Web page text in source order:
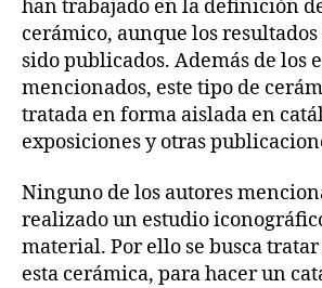
han trabajado en la definición
cerámico, aunque los
sido publicados. Además de los
mencionados, este tipo de
tratada en forma aislada en
exposiciones y otras
Ninguno de los autores
realizado un estudio
material. Por ello se busca
esta cerámica, para hacer un